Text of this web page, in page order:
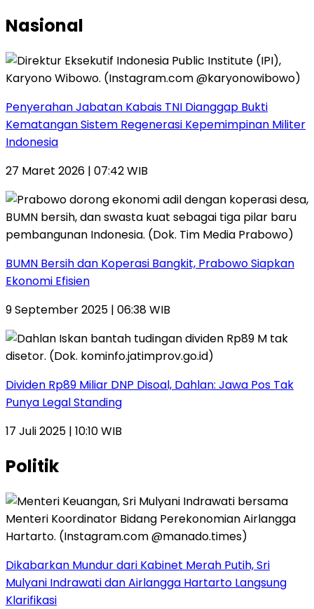
Nasional
Penyerahan Jabatan Kabais TNI Dianggap Bukti
Kematangan Sistem Regenerasi Kepemimpinan Militer
Indonesia
27 Maret 2026 | 07:42 WIB
BUMN Bersih dan Koperasi Bangkit, Prabowo Siapkan
Ekonomi Efisien
9 September 2025 | 06:38 WIB
Dividen Rp89 Miliar DNP Disoal, Dahlan: Jawa Pos Tak
Punya Legal Standing
17 Juli 2025 | 10:10 WIB
Politik
Dikabarkan Mundur dari Kabinet Merah Putih, Sri
Mulyani Indrawati dan Airlangga Hartarto Langsung
Klarifikasi